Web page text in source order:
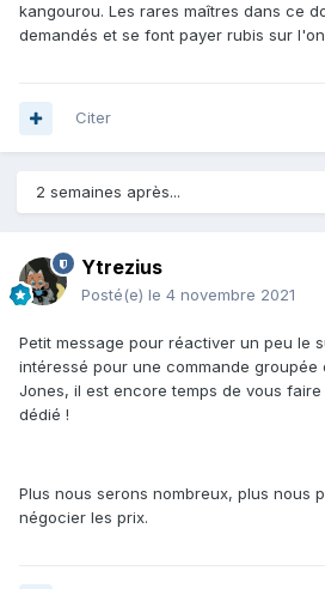
kangourou. Les rares maîtres dans ce
demandés et se font payer rubis sur
Citer
2 semaines après...
Ytrezius
Posté(e) le 4 novembre 2021
Petit message pour réactiver un peu le
intéressé pour une commande groupée
Jones, il est encore temps de vous
dédié !
Plus nous serons nombreux, plus nous
négocier les prix.